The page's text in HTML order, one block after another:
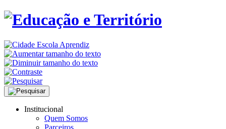
Institucional
Quem Somos
Parceiros